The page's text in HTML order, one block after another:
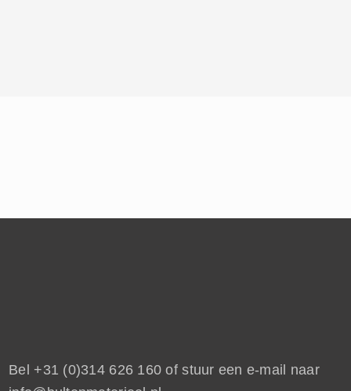
Bel +31 (0)314 626 160 of stuur een e-mail naar